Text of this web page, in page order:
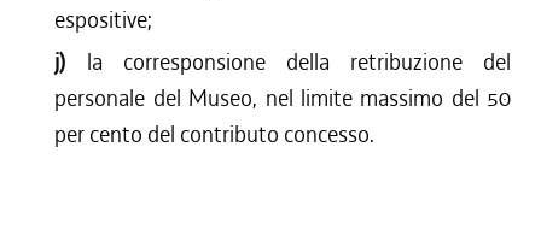
espositive;
j) la corresponsione della retribuzione del
personale del Museo, nel limite massimo del 50
per cento del contributo concesso.